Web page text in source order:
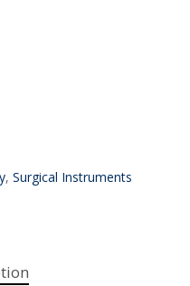
, Surgical Instruments